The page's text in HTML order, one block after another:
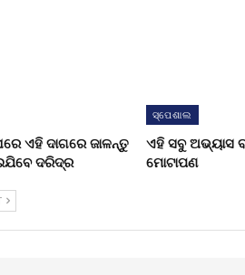
ଏହି ଦାଗରେ ଜାଳନ୍ତୁ
ଦରିଦ୍ର
ସ୍ପେଶାଲ
ଏହି ସବୁ ଅଭ୍ୟାସ
ମୋଟାପଣ